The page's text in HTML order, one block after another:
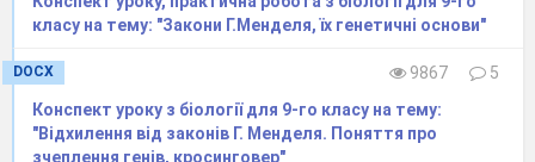
Вкажіть правильні та неправильні
твердження («+» або «-»)
1.
Термін еволюція вперше ввів у науку
швейцарський натураліст й філософ Шарль
Бонне ще у 1762 р. (+)
2. Положення про незворотність еволюції на
класу на тему: "Закони Г.Менделя, їх генетичні основи"
DOCX 9867
5
Конспект уроку з біології для 9-го класу на тему:
"Відхилення від законів Г. Менделя. Поняття про
зчеплення генів, кросинговер"